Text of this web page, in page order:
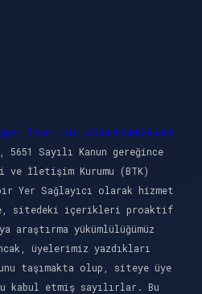
live:.cid.575569c608265c69
5651 Sayılı Kanun gereğince
İletişim Kurumu (BTK)
Yer Sağlayıcı olarak hizmet
sitedeki içerikleri proaktif
araştırma yükümlülüğümüz
üyelerimiz yazdıkları
taşımakta olup, siteye üye
kabul etmiş sayılırlar. Bu